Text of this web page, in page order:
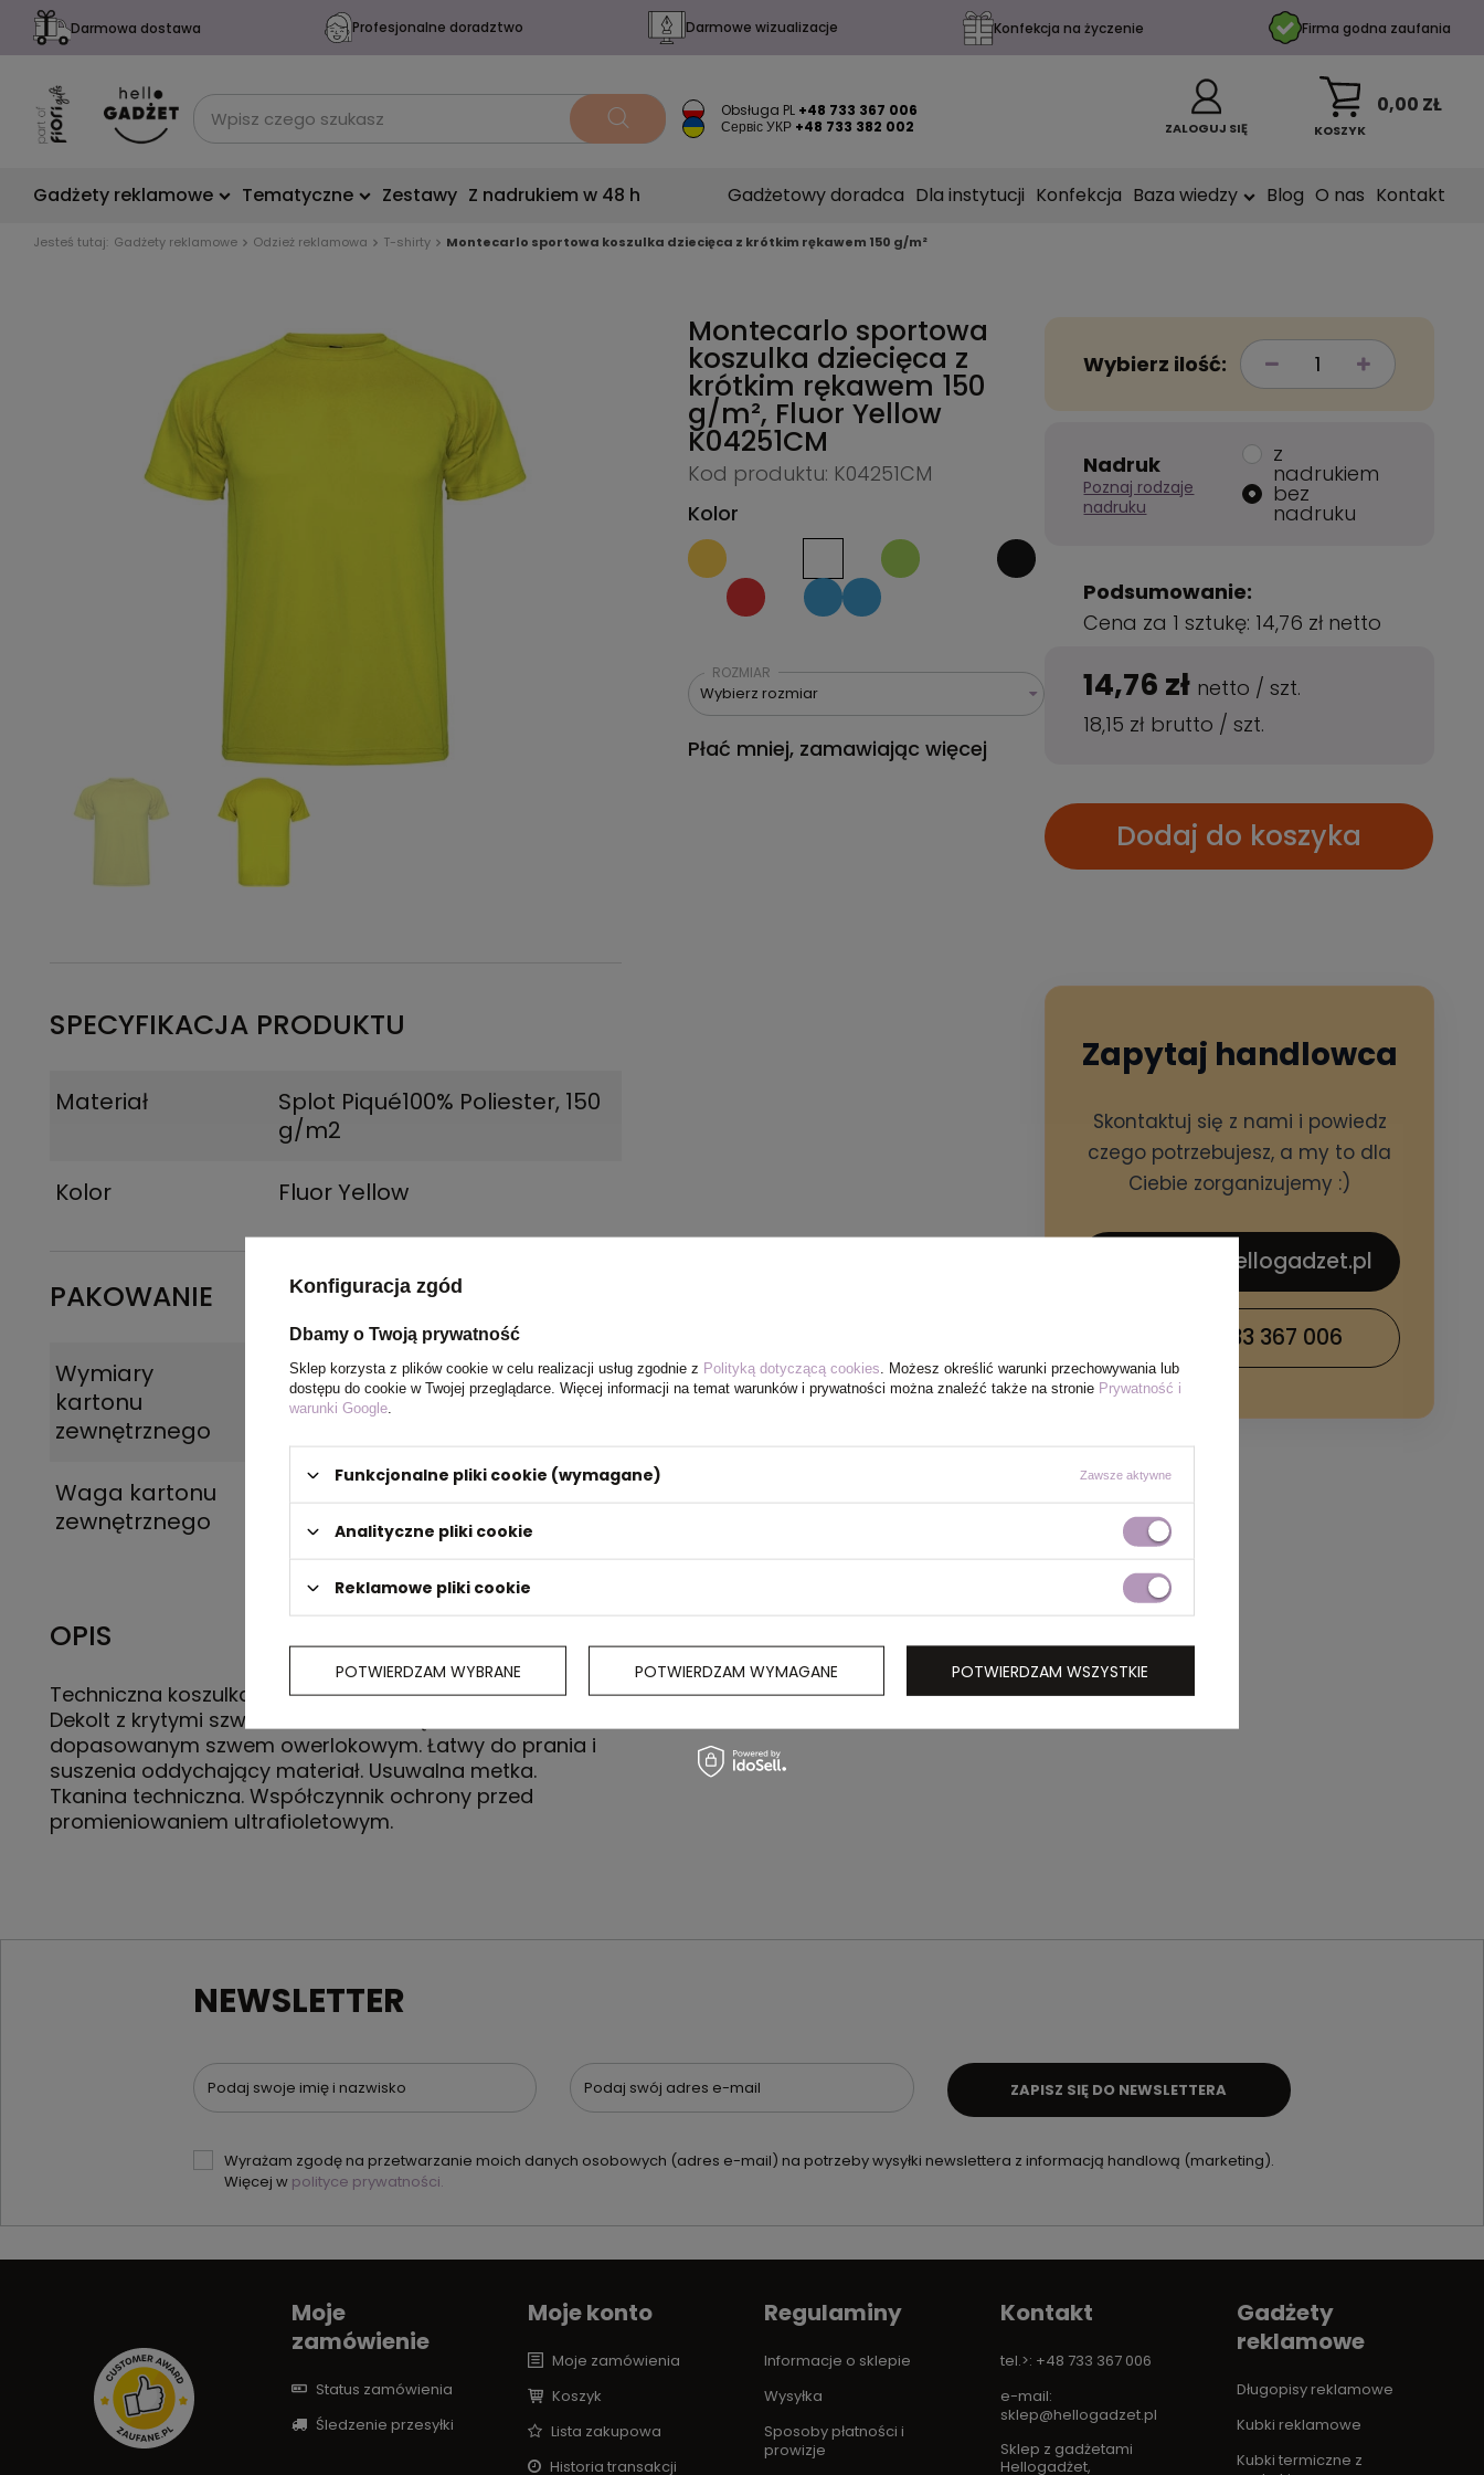
Darmowa dostawa Profesjonalne doradztwo Darmowe wizualizacje Konfekcja na życzenie Firma godna zaufania
Obsługa PL +48 733 367 006
Сервіс УКР +48 733 382 002 ZALOGUJ SIĘ KOSZYK
0,00 ZŁ
Gadżety reklamowe Tematyczne Zestawy Z nadrukiem w 48 h Gadżetowy doradca Dla instytucji Konfekcja Baza wiedzy Blog O nas Kontakt
Jesteś tutaj: Gadżety reklamowe Odzież reklamowa T-shirty Montecarlo sportowa koszulka dziecięca z krótkim rękawem 150 g/m²
SPECYFIKACJA PRODUKTU
Materiał
Splot Piqué100% Poliester, 150
g/m2
Kolor
Fluor Yellow
PAKOWANIE
Wymiary
kartonu
zewnętrznego
45 x 32 x 23 cm
Waga kartonu
zewnętrznego
OPIS
Techniczna koszulka raglanowa z krótkim rękawem.
Dekolt z krytymi szwami. Boczne rozcięcia z
dopasowanym szwem owerlokowym. Łatwy do prania i
suszenia oddychający materiał. Usuwalna metka.
Tkanina techniczna. Współczynnik ochrony przed
promieniowaniem ultrafioletowym.
Montecarlo sportowa
koszulka dziecięca z
krótkim rękawem 150
g/m², Fluor Yellow
K04251CM
Kod produktu: K04251CM
Kolor
ROZMIAR
Wybierz rozmiar
Płać mniej, zamawiając więcej
Wybierz ilość:
Nadruk
Poznaj rodzaje
nadruku
z
nadrukiem
bez
nadruku
Podsumowanie:
Cena za 1 sztukę: 14,76 zł netto
14,76 zł netto /szt.
18,15 zł brutto /szt.
Dodaj do koszyka
Zapytaj handlowca
Skontaktuj się z nami i powiedz
czego potrzebujesz, a my to dla
Ciebie zorganizujemy :)
sklep@hellogadzet.pl
+48 733 367 006
NEWSLETTER
Podaj swoje imię i nazwisko Podaj swój adres e-mail
Wyrażam zgodę na przetwarzanie moich danych osobowych (adres e-mail) na potrzeby wysyłki newslettera z informacją handlową (marketing).
Więcej w polityce prywatności.
ZAPISZ SIĘ DO NEWSLETTERA
Moje
zamówienie
Status zamówienia
Śledzenie przesyłki
Moje konto
Moje zamówienia
Koszyk
Lista zakupowa
Historia transakcji
Regulaminy
Informacje o sklepie
Wysyłka
Sposoby płatności i
prowizje
Kontakt
tel.>: +48 733 367 006
e-mail:
sklep@hellogadzet.pl
Sklep z gadżetami
Hellogadżet,
Gadżety
reklamowe
Długopisy reklamowe
Kubki reklamowe
Kubki termiczne z
Konfiguracja zgód
Dbamy o Twoją prywatność
Sklep korzysta z plików cookie w celu realizacji usług zgodnie z Polityką dotyczącą cookies . Możesz określić warunki przechowywania lub
dostępu do cookie w Twojej przeglądarce. Więcej informacji na temat warunków i prywatności można znaleźć także na stronie Prywatność i
warunki Google
Funkcjonalne pliki cookie (wymagane) Zawsze aktywne
Analityczne pliki cookie
Reklamowe pliki cookie
POTWIERDZAM WYBRANE POTWIERDZAM WYMAGANE POTWIERDZAM WSZYSTKIE